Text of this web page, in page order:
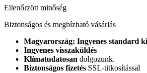
Ellenőrzött minőség
Biztonságos és megbízható vásárlás
Magyarország: Ingyenes standard
Ingyenes visszaküldés
Klímatudatosan dolgozunk.
Biztonságos fizetés SSL-titkosítással